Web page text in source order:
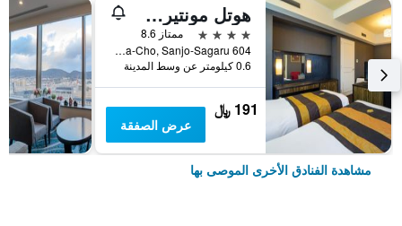
هوتل مونتيري كيوتو
4 نجوم
ممتاز 8.6
604 Manjuya-Cho, Sanjo-Sagaru, كيوتو, اليابان
0.6 كيلومتر عن وسط المدينة
191 ﷼
عرض الصفقة
مشاهدة الفنادق الأخرى الموصى بها